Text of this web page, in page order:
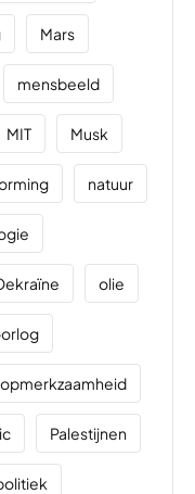
Mars
mensbeeld
MIT Musk
natuur
olie
opmerkzaamheid
Palestijnen